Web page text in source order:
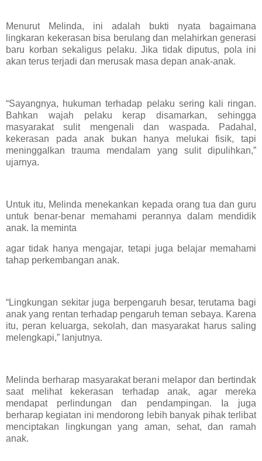
Menurut Melinda, ini adalah bukti nyata bagaimana
lingkaran kekerasan bisa berulang dan melahirkan generasi
baru korban sekaligus pelaku. Jika tidak diputus, pola ini
akan terus terjadi dan merusak masa depan anak-anak.
“Sayangnya, hukuman terhadap pelaku sering kali ringan.
Bahkan wajah pelaku kerap disamarkan, sehingga
masyarakat sulit mengenali dan waspada. Padahal,
kekerasan pada anak bukan hanya melukai fisik, tapi
meninggalkan trauma mendalam yang sulit dipulihkan,”
ujarnya.
Untuk itu, Melinda menekankan kepada orang tua dan guru
untuk benar-benar memahami perannya dalam mendidik
anak. Ia meminta
agar tidak hanya mengajar, tetapi juga belajar memahami
tahap perkembangan anak.
“Lingkungan sekitar juga berpengaruh besar, terutama bagi
anak yang rentan terhadap pengaruh teman sebaya. Karena
itu, peran keluarga, sekolah, dan masyarakat harus saling
melengkapi,” lanjutnya.
Melinda berharap masyarakat berani melapor dan bertindak
saat melihat kekerasan terhadap anak, agar mereka
mendapat perlindungan dan pendampingan. Ia juga
berharap kegiatan ini mendorong lebih banyak pihak terlibat
menciptakan lingkungan yang aman, sehat, dan ramah
anak.